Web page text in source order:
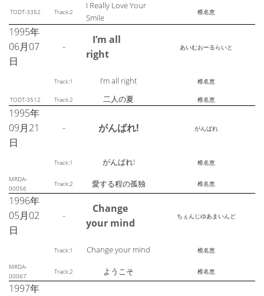
TODT-3352 Track:2
I Really Love Your
Smile
椎名恵
1995年
06月07
日
-
I’m all
right
あいむおーるらいと
Track:1 I’m all right 椎名恵
TODT-3512 Track:2 二人の夏 椎名恵
1995年
09月21
日
- がんばれ! がんばれ
Track:1 がんばれ! 椎名恵
MRDA-
00056
Track:2 愛する程の孤独 椎名恵
1996年
05月02
日
-
Change
your mind
ちぇんじゆあまいんど
Track:1 Change your mind 椎名恵
MRDA-
00067
Track:2 ようこそ 椎名恵
1997年